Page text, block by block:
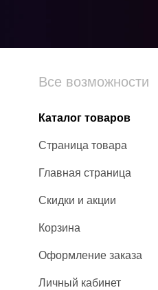
Все возможности
Каталог товаров
Страница товара
Главная страница
Скидки и акции
Корзина
Оформление заказа
Личный кабинет